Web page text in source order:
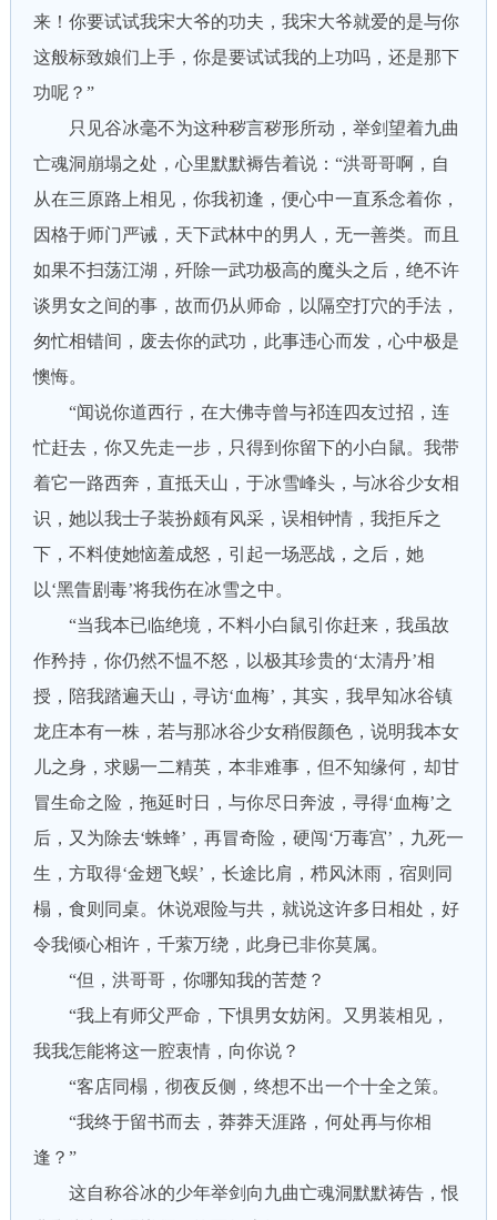
来！你要试试我宋大爷的功夫，我宋大爷就爱的是与你
这般标致娘们上手，你是要试试我的上功吗，还是那下
功呢？”
只见谷冰毫不为这种秽言秽形所动，举剑望着九曲
亡魂洞崩塌之处，心里默默褥告着说：“洪哥哥啊，自
从在三原路上相见，你我初逢，便心中一直系念着你，
因格于师门严诫，天下武林中的男人，无一善类。而且
如果不扫荡江湖，歼除一武功极高的魔头之后，绝不许
谈男女之间的事，故而仍从师命，以隔空打穴的手法，
匆忙相错间，废去你的武功，此事违心而发，心中极是
懊悔。
“闻说你道西行，在大佛寺曾与祁连四友过招，连
忙赶去，你又先走一步，只得到你留下的小白鼠。我带
着它一路西奔，直抵天山，于冰雪峰头，与冰谷少女相
识，她以我士子装扮颇有风采，误相钟情，我拒斥之
下，不料使她恼羞成怒，引起一场恶战，之后，她
以‘黑眚剧毒’将我伤在冰雪之中。
“当我本已临绝境，不料小白鼠引你赶来，我虽故
作矜持，你仍然不愠不怒，以极其珍贵的‘太清丹’相
授，陪我踏遍天山，寻访‘血梅’，其实，我早知冰谷镇
龙庄本有一株，若与那冰谷少女稍假颜色，说明我本女
儿之身，求赐一二精英，本非难事，但不知缘何，却甘
冒生命之险，拖延时日，与你尽日奔波，寻得‘血梅’之
后，又为除去‘蛛蜂’，再冒奇险，硬闯‘万毒宫’，九死一
生，方取得‘金翅飞蜈’，长途比肩，栉风沐雨，宿则同
榻，食则同桌。休说艰险与共，就说这许多日相处，好
令我倾心相许，千萦万绕，此身已非你莫属。
“但，洪哥哥，你哪知我的苦楚？
“我上有师父严命，下惧男女妨闲。又男装相见，
我我怎能将这一腔衷情，向你说？
“客店同榻，彻夜反侧，终想不出一个十全之策。
“我终于留书而去，莽莽天涯路，何处再与你相
逢？”
这自称谷冰的少年举剑向九曲亡魂洞默默祷告，恨